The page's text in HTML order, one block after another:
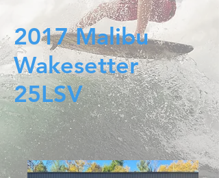
2017 Malibu
Wakesetter
25LSV